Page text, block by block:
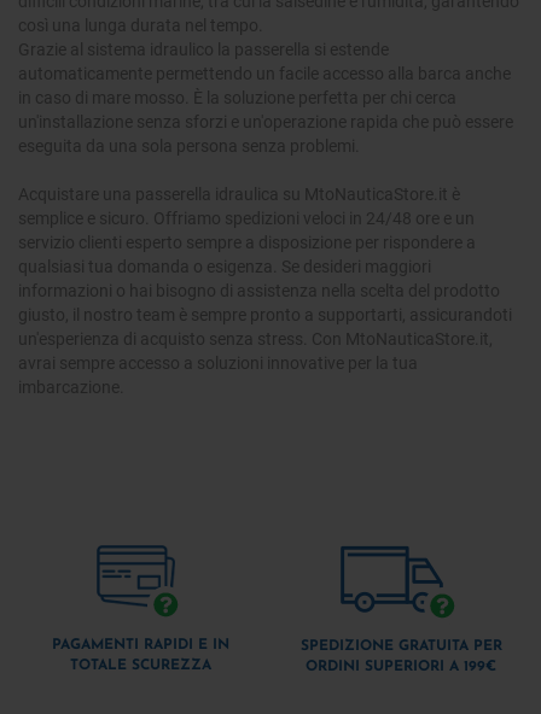
così una lunga durata nel tempo.
Grazie al sistema idraulico la passerella si estende
automaticamente permettendo un facile accesso alla barca anche
in caso di mare mosso. È la soluzione perfetta per chi cerca
un'installazione senza sforzi e un'operazione rapida che può essere
eseguita da una sola persona senza problemi.
Acquistare una passerella idraulica su MtoNauticaStore.it è
semplice e sicuro. Offriamo spedizioni veloci in 24/48 ore e un
servizio clienti esperto sempre a disposizione per rispondere a
qualsiasi tua domanda o esigenza. Se desideri maggiori
informazioni o hai bisogno di assistenza nella scelta del prodotto
giusto, il nostro team è sempre pronto a supportarti, assicurandoti
un'esperienza di acquisto senza stress. Con MtoNauticaStore.it,
avrai sempre accesso a soluzioni innovative per la tua
imbarcazione.
PAGAMENTI RAPIDI E IN
TOTALE SCUREZZA
SPEDIZIONE GRATUITA PER
ORDINI SUPERIORI A 199€